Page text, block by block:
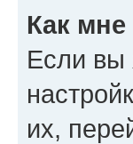
Как
Если вы
их,